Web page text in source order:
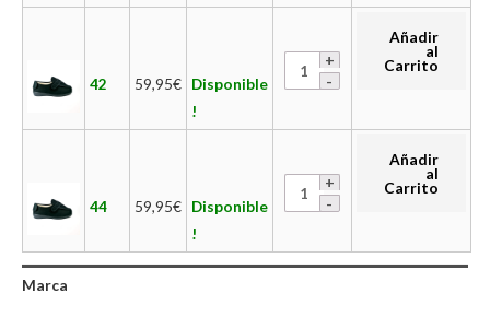
42 59,95€ Disponible
!
Añadir
al
Carrito
44 59,95€ Disponible
!
Añadir
al
Carrito
Marca